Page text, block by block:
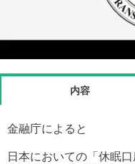
内容
金融庁によると
日本においての「休眠